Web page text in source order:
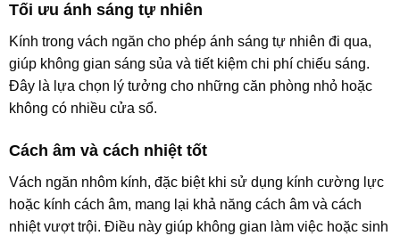
Tối ưu ánh sáng tự nhiên
Kính trong vách ngăn cho phép ánh sáng tự nhiên đi qua,
giúp không gian sáng sủa và tiết kiệm chi phí chiếu sáng.
Đây là lựa chọn lý tưởng cho những căn phòng nhỏ hoặc
không có nhiều cửa sổ.
Cách âm và cách nhiệt tốt
Vách ngăn nhôm kính, đặc biệt khi sử dụng kính cường lực
hoặc kính cách âm, mang lại khả năng cách âm và cách
nhiệt vượt trội. Điều này giúp không gian làm việc hoặc sinh